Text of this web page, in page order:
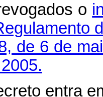
o
de 6 de
entra